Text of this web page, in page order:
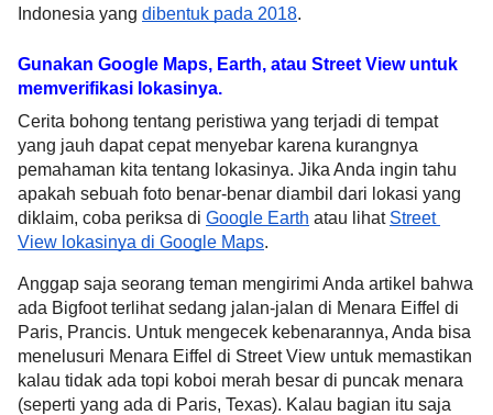
Indonesia yang dibentuk pada 2018.
Gunakan Google Maps, Earth, atau Street View untuk
memverifikasi lokasinya.
Cerita bohong tentang peristiwa yang terjadi di tempat
yang jauh dapat cepat menyebar karena kurangnya
pemahaman kita tentang lokasinya. Jika Anda ingin tahu
apakah sebuah foto benar-benar diambil dari lokasi yang
diklaim, coba periksa di Google Earth atau lihat Street
View lokasinya di Google Maps.
Anggap saja seorang teman mengirimi Anda artikel bahwa
ada Bigfoot terlihat sedang jalan-jalan di Menara Eiffel di
Paris, Prancis. Untuk mengecek kebenarannya, Anda bisa
menelusuri Menara Eiffel di Street View untuk memastikan
kalau tidak ada topi koboi merah besar di puncak menara
(seperti yang ada di Paris, Texas). Kalau bagian itu saja